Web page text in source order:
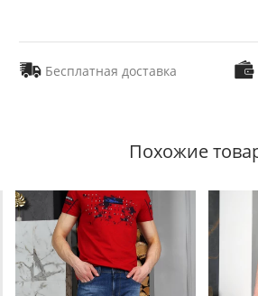
Бесплатная доставка
Похожие